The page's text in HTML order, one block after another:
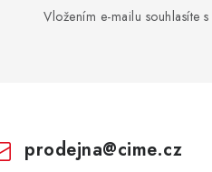
Vložením e-mailu souhlasíte s
prodejna@cime.cz